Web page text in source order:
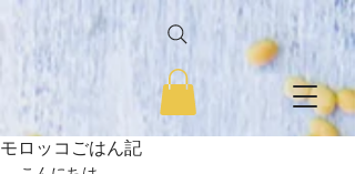
モロッコごはん記